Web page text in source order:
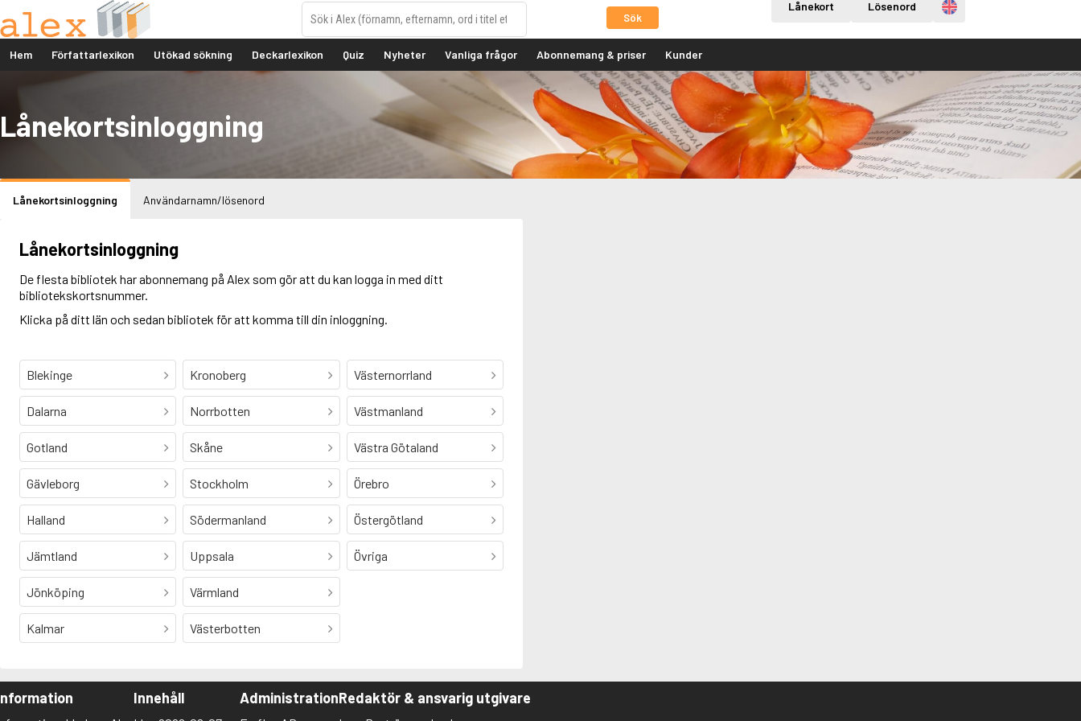
Sök
Lånekort Lösenord Engelska
Hem Författarlexikon Utökad sökning Deckarlexikon Quiz Nyheter Vanliga frågor Abonnemang & priser Kunder
Lånekortsinloggning
Lånekortsinloggning Användarnamn/lösenord
Lånekortsinloggning
De flesta bibliotek har abonnemang på Alex som gör att du kan logga in med ditt
bibliotekskortsnummer.
Klicka på ditt län och sedan bibliotek för att komma till din inloggning.
Blekinge
Dalarna
Gotland
Gävleborg
Halland
Jämtland
Jönköping
Kalmar
Kronoberg
Norrbotten
Skåne
Stockholm
Södermanland
Uppsala
Värmland
Västerbotten
Västernorrland
Västmanland
Västra Götaland
Örebro
Östergötland
Övriga
Innehåll AdministrationRedaktör & ansvarig utgivare